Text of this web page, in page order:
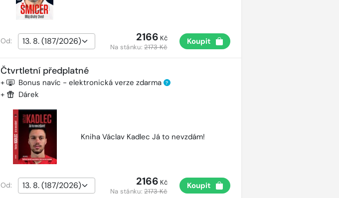
Od: 2166 Kč
Na stánku:2173 Kč
Koupit
Čtvrtletní předplatné
+ Bonus navíc - elektronická verze zdarma ?
+ Dárek
Kniha Václav Kadlec Já to nevzdám!
Od: 2166 Kč
Na stánku:2173 Kč
Koupit